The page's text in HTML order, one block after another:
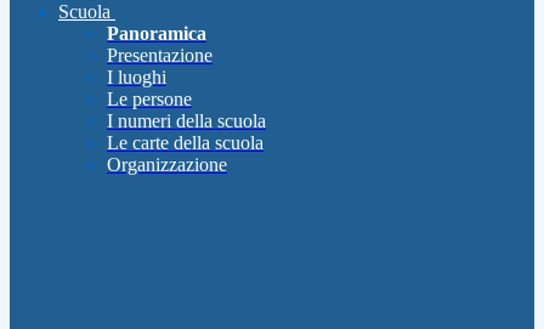
Scuola
Panoramica
Presentazione
I luoghi
Le persone
I numeri della scuola
Le carte della scuola
Organizzazione